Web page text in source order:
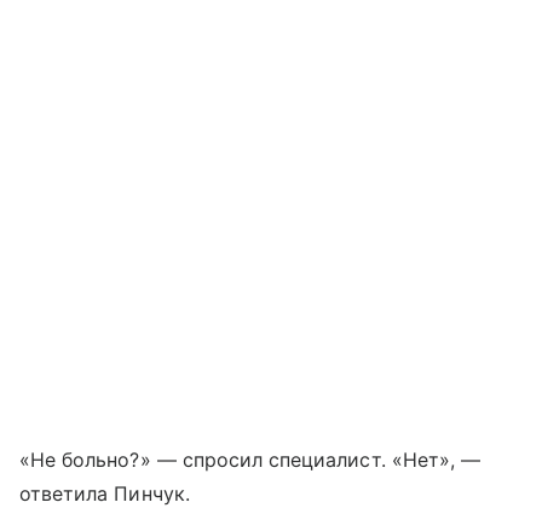
«Не больно?» — спросил специалист. «Нет», —
ответила Пинчук.